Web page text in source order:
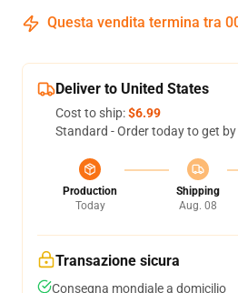
Questa vendita termina tra
Deliver to United States
Cost to ship:$6.99
Standard - Order today to get by
Production
Today
Shipping
Aug. 08
Transazione sicura
Consegna mondiale a domicilio